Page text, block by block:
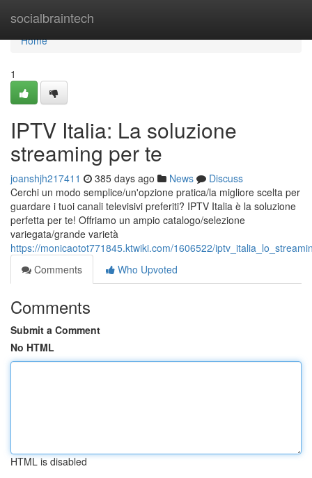
socialbraintech
Home
Home
1
IPTV Italia: La soluzione
streaming per te
joanshjh217411 385 days ago News
Discuss
Cerchi un modo semplice/un'opzione pratica/la migliore scelta per
guardare i tuoi canali televisivi preferiti? IPTV Italia è la soluzione
perfetta per te! Offriamo un ampio catalogo/selezione
variegata/grande varietà
https://monicaotot771845.ktwiki.com/1606522/
Comments
Who Upvoted
Comments
Submit a Comment
No HTML
HTML is disabled